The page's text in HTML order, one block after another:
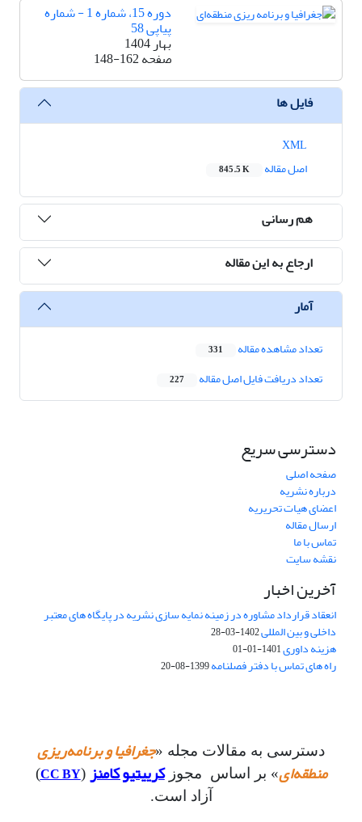
دوره 15، شماره 1 - شماره
پیاپی 58
بهار 1404
صفحه148-162
فایل ها
اصل مقاله
845.5 K
هم رسانی
ارجاع به این مقاله
آمار
تعداد مشاهده مقاله 331
تعداد دریافت فایل اصل مقاله 227
دسترسی سریع
صفحه اصلی
درباره نشریه
اعضای هیات تحریریه
ارسال مقاله
تماس با ما
نقشه سایت
آخرین اخبار
انعقاد قرارداد مشاوره در زمینه نمایه سازی نشریه در پایگاه های معتبر
داخلی و بین المللی1402-03-28
هزینه داوری1401-01-01
راه های تماس با دفتر فصلنامه1399-08-20
دسترسی به مقالات مجله «جغرافیا و برنامه‌ریزی
منطقه‌ای» بر اساس مجوزکرییتیو کامنز (
CC BY
)
آزاد است.